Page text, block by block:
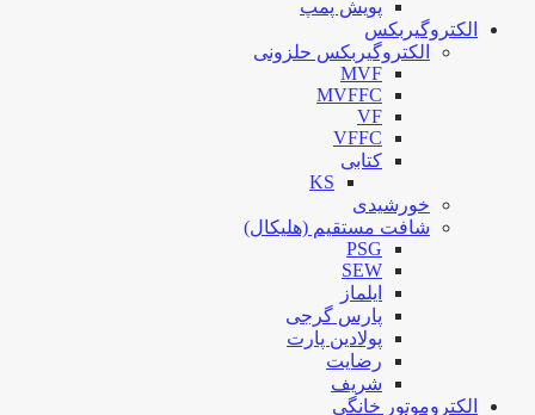
پویش پمپ
الکتروگیربکس
الکتروگیربکس حلزونی
MVF
MVFFC
VF
VFFC
کتابی
KS
خورشیدی
شافت مستقیم (هلیکال)
PSG
SEW
ایلماز
پارس گرجی
پولادین پارت
رضایت
شریف
الکتروموتور خانگی